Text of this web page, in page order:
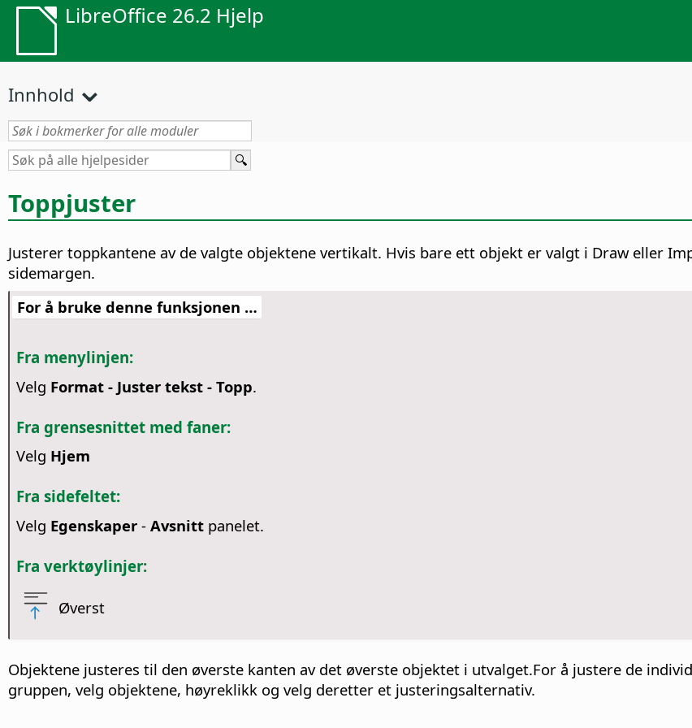
LibreOffice 26.2 Hjelp
Innhold
Toppjuster
Justerer toppkantene av de valgte objektene vertikalt. Hvis bare ett objekt er valgt i Draw eller
sidemargen.
For å bruke denne funksjonen …
Fra menylinjen:
Velg Format - Juster tekst - Topp.
Fra grensesnittet med faner:
Velg Hjem
Fra sidefeltet:
Velg Egenskaper- Avsnittpanelet.
Fra verktøylinjer:
Øverst
Objektene justeres til den øverste kanten av det øverste objektet i utvalget.For å justere de
gruppen, velg objektene, høyreklikk og velg deretter et justeringsalternativ.